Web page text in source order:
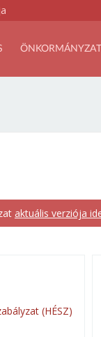
ÖNKORMÁNYZAT
aktuális verziója
(HÉSZ)